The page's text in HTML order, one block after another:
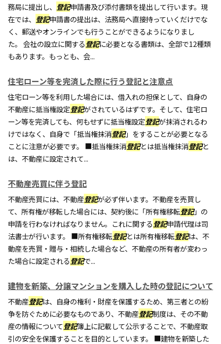
務局に提出し、 登記申請書及び添付書類を提出して行います。現
在では、 登記申請書の提出は、法務局へ直接持っていくだけでな
く、郵送やオンラインでも行うことができるようになりまし
た。 会社の設立に関する登記に必要となる書類は、全部で12種類
もあります。もっとも、会...
住宅ローン等を完済した際に行う登記と注意点
住宅ローン等を利用した場合には、借入れの担保として、自身の
不動産に抵当権設定登記がされているはずです。そして、住宅ロ
ーン等を完済しても、何もせずに抵当権設定登記が抹消されるわ
けではなく、自身で「抵当権抹消登記」をすることが必要となる
ことに注意が必要です。 ■抵当権抹消登記とは抵当権抹消登記と
は、不動産に設定されて...
不動産売買に伴う登記
不動産売買には、不動産登記が必ず伴います。不動産を売買し
て、所有権が移転した場合には、契約後に「所有権移転登記」の
申請を行わなければなりません。これに関する登記申請代理は司
法書士が行います。 ■所有権移転登記とは所有権移転登記は、不
動産を売買・贈与・相続した場合など、不動産の所有者が変わっ
た場合に設定される登記で...
建物を新築、分譲マンションを購入した時の登記について
不動産登記は、自身の権利・財産を保護するため、第三者との紛
争を防ぐために必要なものであり、不動産登記制度は、その不動
産の情報について登記簿上に記載して公示することで、不動産取
引の安全を保護することを目的としています。 ■建物を新築した